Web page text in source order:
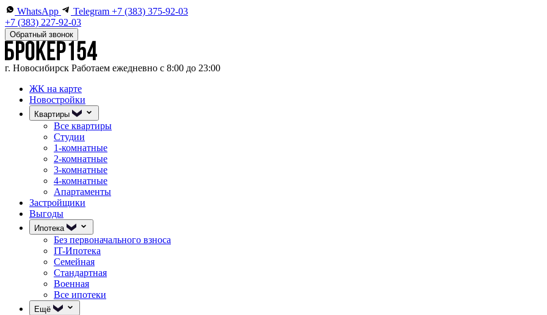
WhatsApp Telegram +7 (383) 375-92-03
+7 (383) 227-92-03
Обратный звонок
г. Новосибирск Работаем ежедневно с 8:00 до 23:00
ЖК на карте
Новостройки
Квартиры
Все квартиры
Студии
1-комнатные
2-комнатные
3-комнатные
4-комнатные
Апартаменты
Застройщики
Выгоды
Ипотека
Без первоначального взноса
IT-Ипотека
Семейная
Стандартная
Военная
Все ипотеки
Ещё